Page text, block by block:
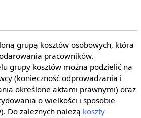
grupą kosztów osobowych, która
pracowników.
grupy kosztów można podzielić na
(konieczność odprowadzania i
określone aktami prawnymi) oraz
o wielkości i sposobie
Do zależnych należą koszty